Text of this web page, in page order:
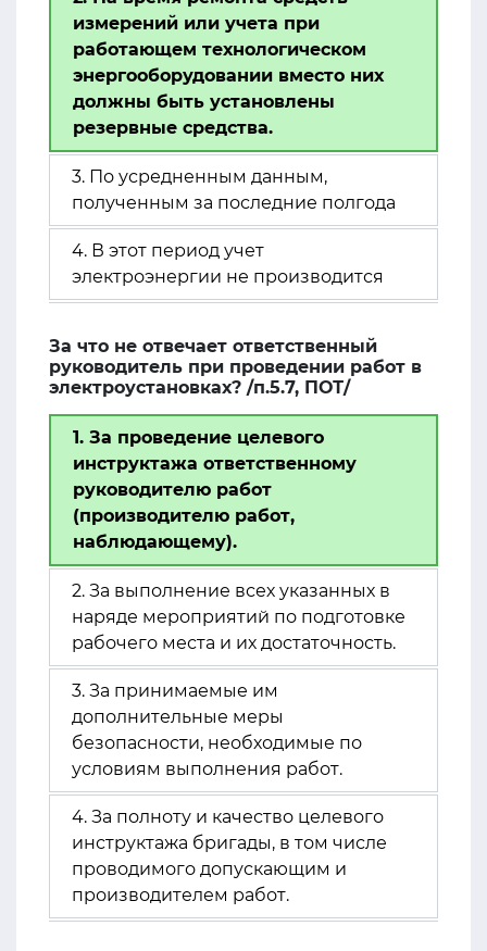
измерений или учета при
работающем технологическом
энергооборудовании вместо них
должны быть установлены
резервные средства.
3. По усредненным данным,
полученным за последние полгода
4. В этот период учет
электроэнергии не производится
За что не отвечает ответственный
руководитель при проведении работ в
электроустановках? /п.5.7, ПОТ/
1. За проведение целевого
инструктажа ответственному
руководителю работ
(производителю работ,
наблюдающему).
2. За выполнение всех указанных в
наряде мероприятий по подготовке
рабочего места и их достаточность.
3. За принимаемые им
дополнительные меры
безопасности, необходимые по
условиям выполнения работ.
4. За полноту и качество целевого
инструктажа бригады, в том числе
проводимого допускающим и
производителем работ.